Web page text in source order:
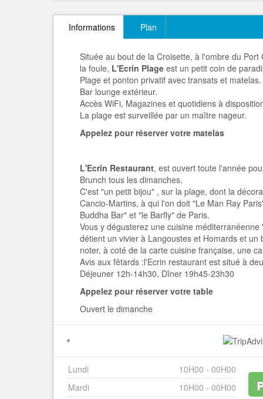
Informations Plan
Située au bout de la Croisette, à l'ombre du Port
la foule, L'Ecrin Plage est un petit coin de
Plage et ponton privatif avec transats et matelas.
Bar lounge extérieur.
Accès WiFi, Magazines et quotidiens à
La plage est surveillée par un maître nageur.
Appelez pour réserver votre matelas
L'Ecrin Restaurant, est ouvert toute l'année
Brunch tous les dimanches.
C'est "un petit bijou" , sur la plage, dont la
Cancio-Martins, à qui l'on doit "Le Man Ray
Buddha Bar" et "le Barfly" de Paris.
Vous y dégusterez une cuisine
détient un vivier à Langoustes et Homards et un
noter, à coté de la carte cuisine française, une
Avis aux fêtards :l'Ecrin restaurant est situé à
Déjeuner 12h-14h30, Dîner 19h45-23h30
Appelez pour réserver votre table
Ouvert le dimanche
Lundi
10H00 - 00H00
Mardi
10H00 - 00H00